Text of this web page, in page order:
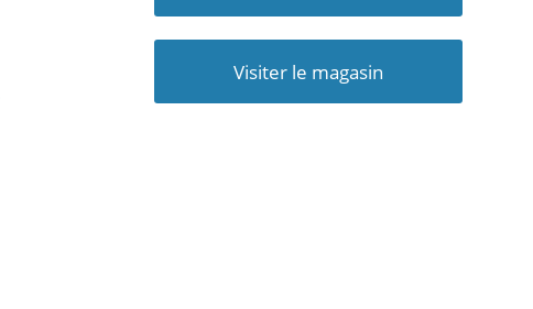
Visiter le magasin